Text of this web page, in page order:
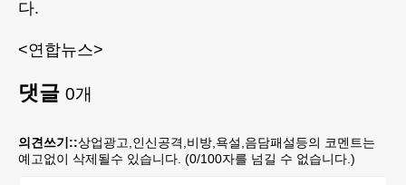
다.
<연합뉴스>
댓글 0개
의견쓰기::상업광고,인신공격,비방,욕설,음담패설등의 코멘트는
예고없이 삭제될수 있습니다. (0/100자를 넘길 수 없습니다.)